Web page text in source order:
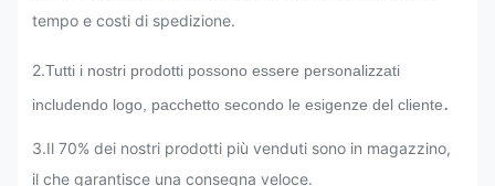
tempo e costi di spedizione.
2.Tutti i nostri prodotti possono essere personalizzati
includendo logo, pacchetto secondo le esigenze del cliente.
3.Il 70% dei nostri prodotti più venduti sono in magazzino,
il che garantisce una consegna veloce.